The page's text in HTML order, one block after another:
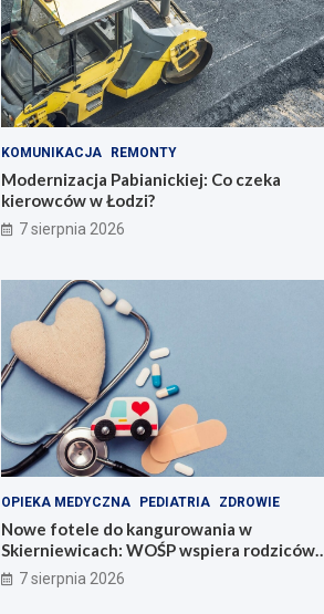
KOMUNIKACJA REMONTY
Modernizacja Pabianickiej: Co czeka
kierowców w Łodzi?
7 sierpnia 2026
OPIEKA MEDYCZNA PEDIATRIA ZDROWIE
Nowe fotele do kangurowania w
Skierniewicach: WOŚP wspiera rodziców i
noworodki
7 sierpnia 2026